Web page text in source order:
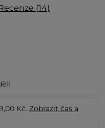
14
Kč. Zobrazit čas a